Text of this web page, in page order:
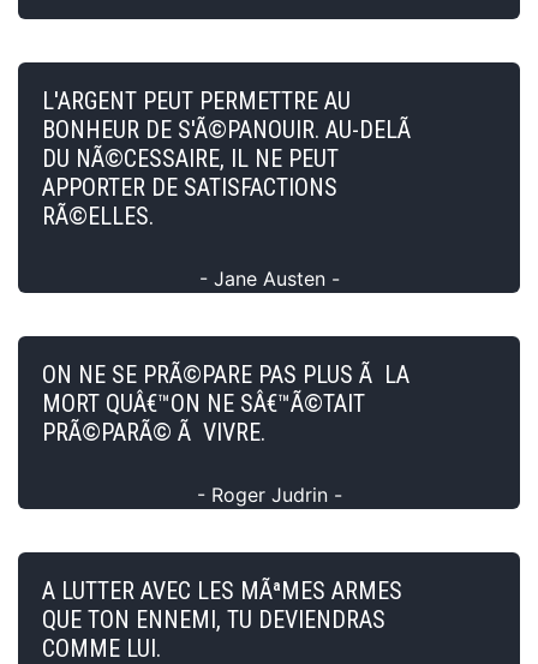
L'ARGENT PEUT PERMETTRE AU
BONHEUR DE S'Ã©PANOUIR. AU-DELÃ
DU NÃ©CESSAIRE, IL NE PEUT
APPORTER DE SATISFACTIONS
RÃ©ELLES.
- Jane Austen -
ON NE SE PRÃ©PARE PAS PLUS Ã LA
MORT QUÂ€™ON NE SÂ€™Ã©TAIT
PRÃ©PARÃ© Ã VIVRE.
- Roger Judrin -
A LUTTER AVEC LES MÃªMES ARMES
QUE TON ENNEMI, TU DEVIENDRAS
COMME LUI.